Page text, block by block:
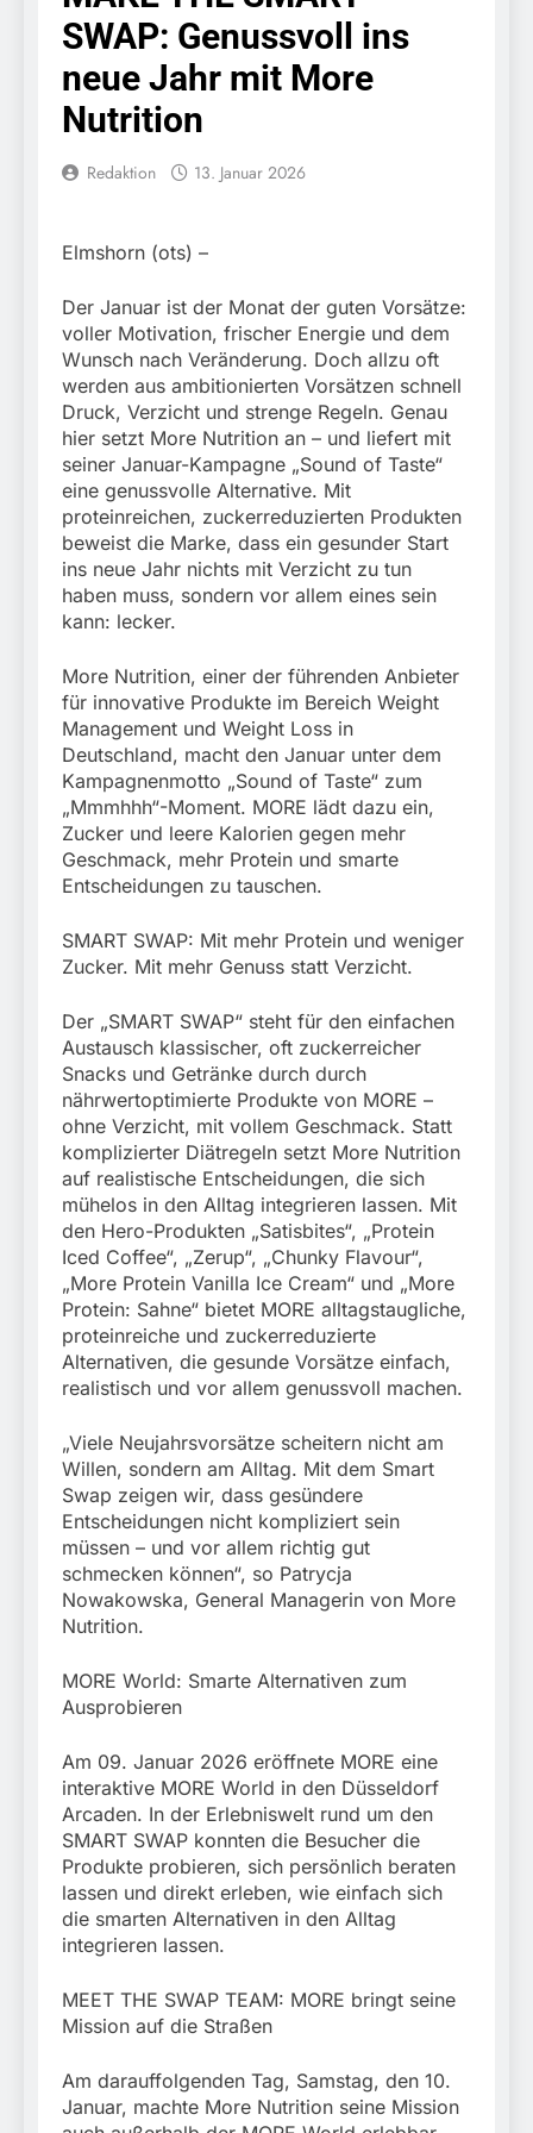
Knopfdruck / Schnelle
Festnahme nach
sexueller Belästigung
Bundespolizeidirektion
München: Bundespolizei
kontrolliert
7. August 2026
festgenommen als die
fest
6. August 2026
Fundtier
Schrotthändler
erschleicht rund 45.000
Euro Sozialleistungen
Ermittlungen der
Finanzkontrolle
Schwarzarbeit führen zu
rechtskräftiger
Verurteilung wegen
Betrugs
6. August 2026
Bundespolizeidirektion
München: Europaweit
gesuchtes Mitglied einer
kriminellen Vereinigung
geht ins Netz –
Bundespolizei vollstreckt
europäischen
Auslieferungshaftbefehl
6. August 2026
Bundespolizeidirektion
München: Update zu den
Einsatzmaßnahmen der
Bundespolizei in
Saarbrücken
5. August 2026
Bundespolizeidirektion
München:
Beinahekollision an
Bahnübergang in Aubing
/ Bundespolizei ermittelt
Bahnverkehr
5. August 2026
SWAP: Genussvoll ins
neue Jahr mit More
Nutrition
Redaktion 13. Januar 2026
Elmshorn (ots) –
Der Januar ist der Monat der guten Vorsätze:
voller Motivation, frischer Energie und dem
Wunsch nach Veränderung. Doch allzu oft
werden aus ambitionierten Vorsätzen schnell
Druck, Verzicht und strenge Regeln. Genau
hier setzt More Nutrition an – und liefert mit
seiner Januar-Kampagne „Sound of Taste“
eine genussvolle Alternative. Mit
proteinreichen, zuckerreduzierten Produkten
beweist die Marke, dass ein gesunder Start
ins neue Jahr nichts mit Verzicht zu tun
haben muss, sondern vor allem eines sein
kann: lecker.
More Nutrition, einer der führenden Anbieter
für innovative Produkte im Bereich Weight
Management und Weight Loss in
Deutschland, macht den Januar unter dem
Kampagnenmotto „Sound of Taste“ zum
„Mmmhhh“-Moment. MORE lädt dazu ein,
Zucker und leere Kalorien gegen mehr
Geschmack, mehr Protein und smarte
Entscheidungen zu tauschen.
SMART SWAP: Mit mehr Protein und weniger
Zucker. Mit mehr Genuss statt Verzicht.
Der „SMART SWAP“ steht für den einfachen
Austausch klassischer, oft zuckerreicher
Snacks und Getränke durch durch
nährwertoptimierte Produkte von MORE –
ohne Verzicht, mit vollem Geschmack. Statt
komplizierter Diätregeln setzt More Nutrition
auf realistische Entscheidungen, die sich
mühelos in den Alltag integrieren lassen. Mit
den Hero-Produkten „Satisbites“, „Protein
Iced Coffee“, „Zerup“, „Chunky Flavour“,
„More Protein Vanilla Ice Cream“ und „More
Protein: Sahne“ bietet MORE alltagstaugliche,
proteinreiche und zuckerreduzierte
Alternativen, die gesunde Vorsätze einfach,
realistisch und vor allem genussvoll machen.
„Viele Neujahrsvorsätze scheitern nicht am
Willen, sondern am Alltag. Mit dem Smart
Swap zeigen wir, dass gesündere
Entscheidungen nicht kompliziert sein
müssen – und vor allem richtig gut
schmecken können“, so Patrycja
Nowakowska, General Managerin von More
Nutrition.
MORE World: Smarte Alternativen zum
Ausprobieren
Am 09. Januar 2026 eröffnete MORE eine
interaktive MORE World in den Düsseldorf
Arcaden. In der Erlebniswelt rund um den
SMART SWAP konnten die Besucher die
Produkte probieren, sich persönlich beraten
lassen und direkt erleben, wie einfach sich
die smarten Alternativen in den Alltag
integrieren lassen.
MEET THE SWAP TEAM: MORE bringt seine
Mission auf die Straßen
Am darauffolgenden Tag, Samstag, den 10.
Januar, machte More Nutrition seine Mission